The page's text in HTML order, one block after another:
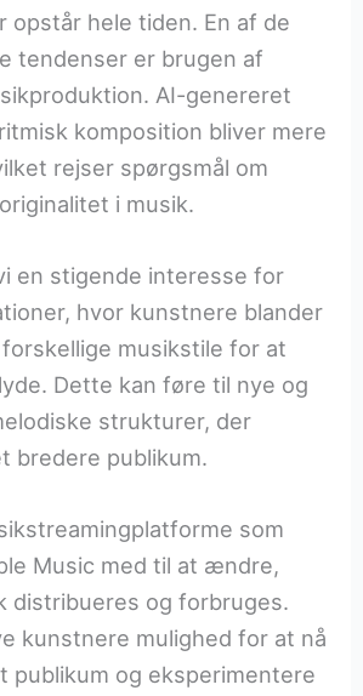
opstår hele tiden. En af de
tendenser er brugen af
AI-genereret
komposition bliver mere
rejser spørgsmål om
i musik.
en stigende interesse for
hvor kunstnere blander
musikstile for at
Dette kan føre til nye og
strukturer, der
bredere publikum.
som
Music med til at ændre,
distribueres og forbruges.
kunstnere mulighed for at nå
publikum og eksperimentere